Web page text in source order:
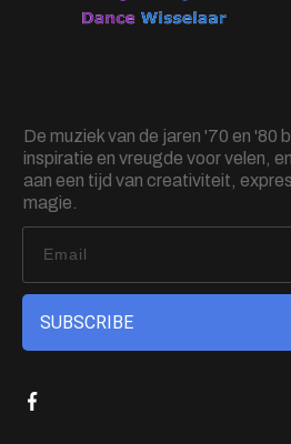
De muziek van de jaren '70 en '80
inspiratie en vreugde voor velen,
aan een tijd van creativiteit,
magie.
SUBSCRIBE